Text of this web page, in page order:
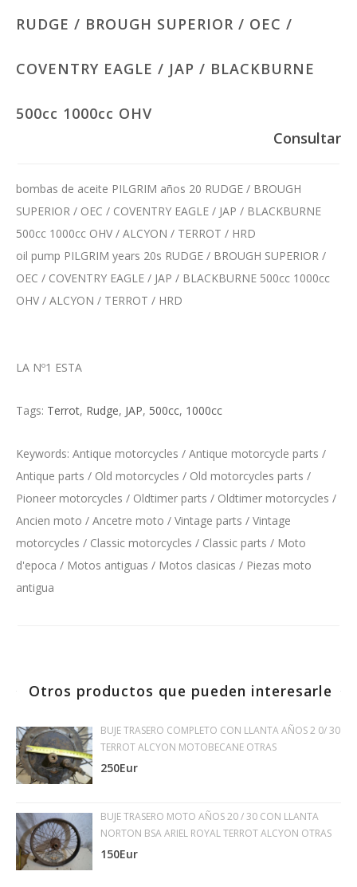
RUDGE / BROUGH SUPERIOR / OEC /
COVENTRY EAGLE / JAP / BLACKBURNE
500cc 1000cc OHV
Consultar
bombas de aceite PILGRIM años 20 RUDGE / BROUGH
SUPERIOR / OEC / COVENTRY EAGLE / JAP / BLACKBURNE
500cc 1000cc OHV / ALCYON / TERROT / HRD
oil pump PILGRIM years 20s RUDGE / BROUGH SUPERIOR /
OEC / COVENTRY EAGLE / JAP / BLACKBURNE 500cc 1000cc
OHV / ALCYON / TERROT / HRD
LA Nº1 ESTA
Tags: Terrot, Rudge, JAP, 500cc, 1000cc
Keywords: Antique motorcycles / Antique motorcycle parts /
Antique parts / Old motorcycles / Old motorcycles parts /
Pioneer motorcycles / Oldtimer parts / Oldtimer motorcycles /
Ancien moto / Ancetre moto / Vintage parts / Vintage
motorcycles / Classic motorcycles / Classic parts / Moto
d'epoca / Motos antiguas / Motos clasicas / Piezas moto
antigua
Otros productos que pueden interesarle
BUJE TRASERO COMPLETO CON LLANTA AÑOS 2 0/ 30
TERROT ALCYON MOTOBECANE OTRAS
250Eur
BUJE TRASERO MOTO AÑOS 20 / 30 CON LLANTA
NORTON BSA ARIEL ROYAL TERROT ALCYON OTRAS
150Eur